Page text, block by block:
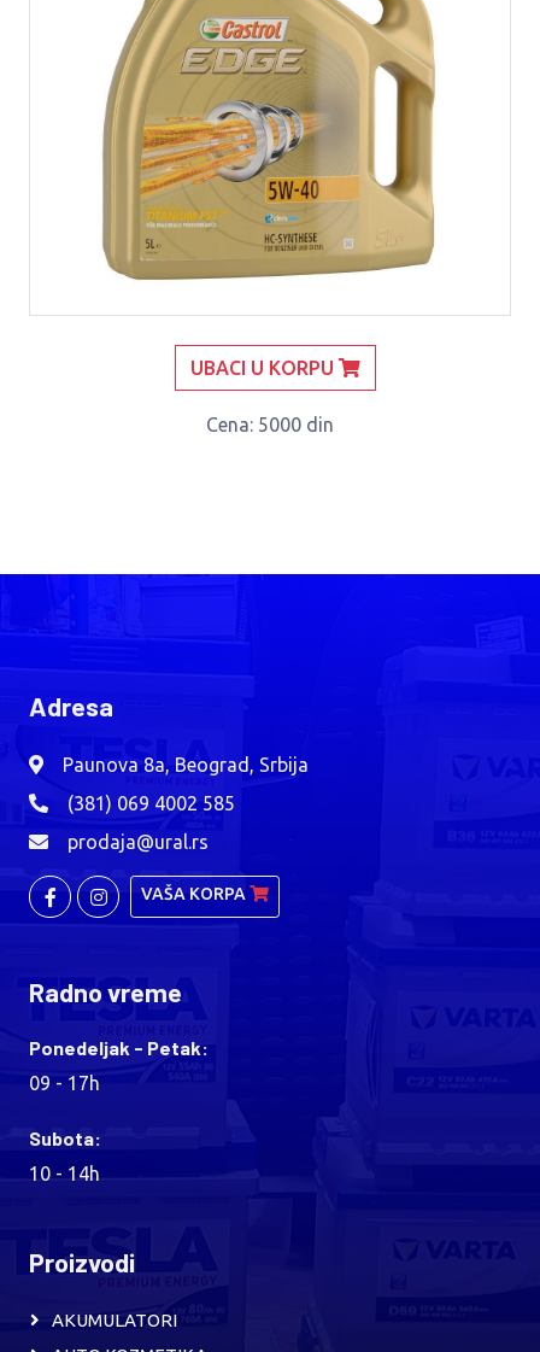
UBACI U KORPU
Cena: 5000 din
Adresa
Paunova 8a, Beograd, Srbija
(381) 069 4002 585
prodaja@ural.rs
VAŠA KORPA
Radno vreme
Ponedeljak - Petak:
09 - 17h
Subota:
10 - 14h
Proizvodi
AKUMULATORI